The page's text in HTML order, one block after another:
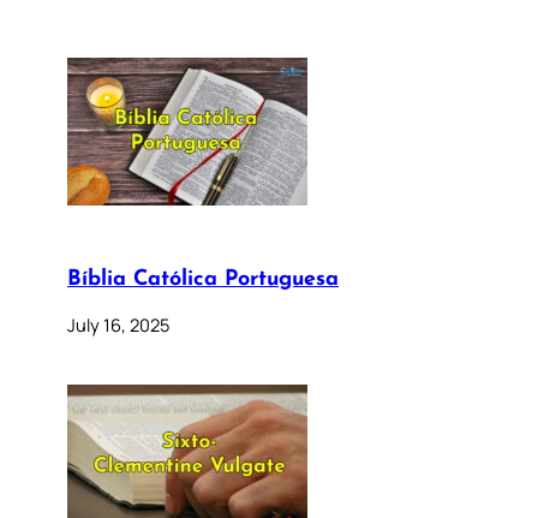
Bíblia Católica Portuguesa
July 16, 2025